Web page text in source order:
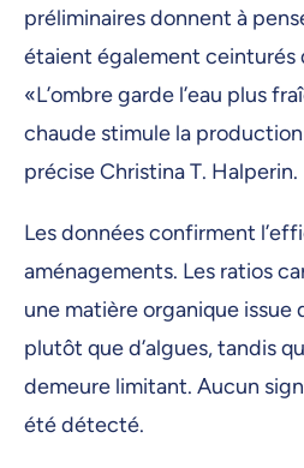
préliminaires donnent à
étaient également ceinturés
«L’ombre garde l’eau plus
chaude stimule la
précise Christina T. Halperin.
Les données confirment
aménagements. Les ratios
une matière organique
plutôt que d’algues, tandis
demeure limitant. Aucun
été détecté.